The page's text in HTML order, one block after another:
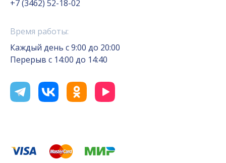
+7 (3462) 52-18-02
Время работы:
Каждый день с 9:00 до 20:00
Перерыв с 14:00 до 14:40